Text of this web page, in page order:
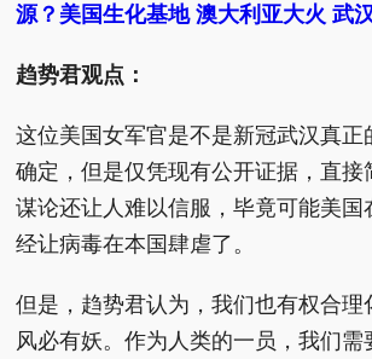
源？美国生化基地 澳大利亚大火 武
趋势君观点：
这位美国女军官是不是新冠武汉真正
确定，但是仅凭现有公开证据，直接
谋论还让人难以信服，毕竟可能美国
经让病毒在本国肆虐了。
但是，趋势君认为，我们也有权合理
风必有妖。作为人类的一员，我们需